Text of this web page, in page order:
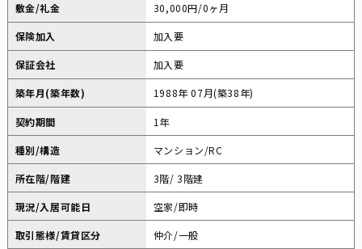
敷金/礼金 30,000円/0ヶ月
保険加入 加入要
保証会社 加入要
築年月(築年数) 1988年 07月(築38年)
契約期間 1年
種別/構造 マンション/RC
所在階/階建 3階/ 3階建
現況/入居可能日 空家/即時
取引態様/賃貸区分 仲介/一般